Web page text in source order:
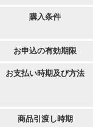
購入条件
お申込の有効期限
お支払い時期及び方法
商品引渡し時期